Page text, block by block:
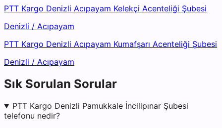
PTT Kargo Denizli Acıpayam Kelekçi Acenteliği Şubesi
Denizli / Acıpayam
PTT Kargo Denizli Acıpayam Kumafşarı Acenteliği Şubesi
Denizli / Acıpayam
Sık Sorulan Sorular
PTT Kargo Denizli Pamukkale İncilipınar Şubesi
telefonu nedir?